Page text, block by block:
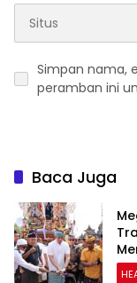
Simpan nama,
peramban ini
Baca Juga